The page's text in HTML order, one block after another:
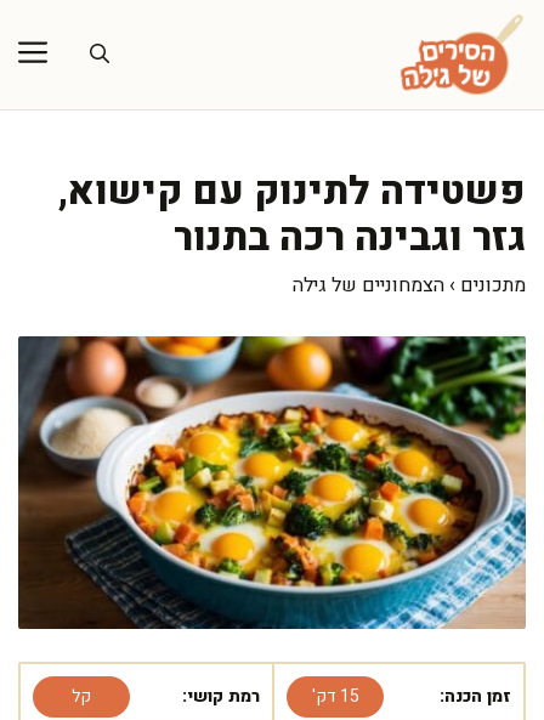
לדלג
לתוכן
פשטידה לתינוק עם קישוא,
גזר וגבינה רכה בתנור
מתכונים › הצמחוניים של גילה
זמן הכנה: 15 דק' רמת קושי: קל